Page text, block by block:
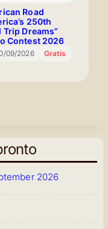
Road
250th
Trip Dreams”
Contest 2026
09/2026 Gratis
2026